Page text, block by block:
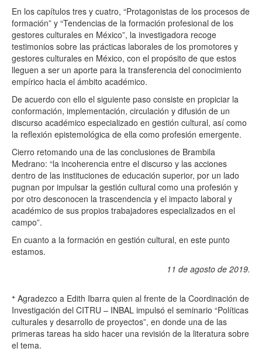
En los capítulos tres y cuatro, “Protagonistas de los procesos de
formación” y “Tendencias de la formación profesional de los
gestores culturales en México”, la investigadora recoge
testimonios sobre las prácticas laborales de los promotores y
gestores culturales en México, con el propósito de que estos
lleguen a ser un aporte para la transferencia del conocimiento
empírico hacia el ámbito académico.
De acuerdo con ello el siguiente paso consiste en propiciar la
conformación, implementación, circulación y difusión de un
discurso académico especializado en gestión cultural, así como
la reflexión epistemológica de ella como profesión emergente.
Cierro retomando una de las conclusiones de Brambila
Medrano: “la incoherencia entre el discurso y las acciones
dentro de las instituciones de educación superior, por un lado
pugnan por impulsar la gestión cultural como una profesión y
por otro desconocen la trascendencia y el impacto laboral y
académico de sus propios trabajadores especializados en el
campo”.
En cuanto a la formación en gestión cultural, en este punto
estamos.
11 de agosto de 2019.
+ Agradezco a Edith Ibarra quien al frente de la Coordinación de
Investigación del CITRU – INBAL impulsó el seminario “Políticas
culturales y desarrollo de proyectos”, en donde una de las
primeras tareas ha sido hacer una revisión de la literatura sobre
el tema.